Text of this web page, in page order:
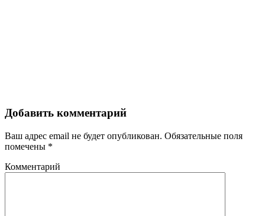
Добавить комментарий
Ваш адрес email не будет опубликован. Обязательные поля
помечены *
Комментарий